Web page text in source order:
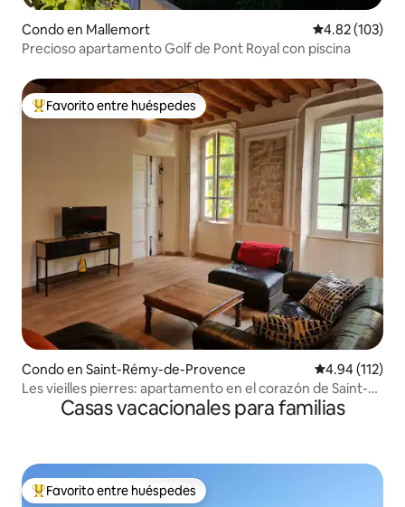
Condo en Mallemort Calificación
4.82 (103)
Precioso apartamento Golf de Pont Royal con piscina
Favorito entre huéspedes preferido
Favorito entre huéspedes
Condo en Saint-Rémy-de-Provence Calificación
4.94 (112)
Les vieilles pierres: apartamento en el corazón de Saint-
Casas vacacionales para familias
Favorito entre huéspedes preferido
Favorito entre huéspedes